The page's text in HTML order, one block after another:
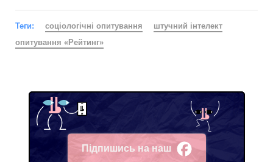
Теги: соціологічні опитування
штучний інтелект
опитування «Рейтинг»
Підпишись на наш
Facebook